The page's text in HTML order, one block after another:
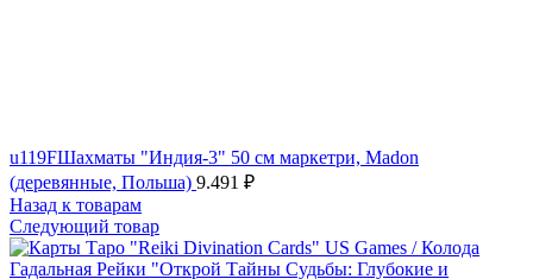
u119FШахматы "Индия-3" 50 см маркетри, Madon
(деревянные, Польша) 9.491 ₽
Назад к товарам
Следующий товар